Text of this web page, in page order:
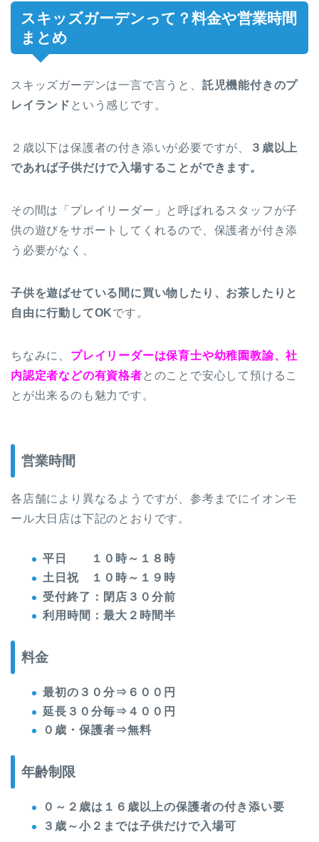
スキッズガーデンって？料金や営業時間
まとめ
スキッズガーデンは一言で言うと、 託児機能付きのプ
レイランド という感じです。
２歳以下は保護者の付き添いが必要ですが、
３歳以上
であれば子供だけで入場することができます。
その間は「プレイリーダー」と呼ばれるスタッフが子
供の遊びをサポートしてくれるので、保護者が付き添
う必要がなく、
子供を遊ばせている間に買い物したり、お茶したりと
自由に行動してOKです。
ちなみに、 プレイリーダーは保育士や幼稚園教諭、社
内認定者などの有資格者 とのことで安心して預けるこ
とが出来るのも魅力です。
営業時間
各店舗により異なるようですが、参考までにイオンモ
ール大日店は下記のとおりです。
平日 １０時～１８時
土日祝 １０時～１９時
受付終了：閉店３０分前
利用時間：最大２時間半
料金
最初の３０分⇒６００円
延長３０分毎⇒４００円
０歳・保護者⇒無料
年齢制限
０～２歳は１６歳以上の保護者の付き添い要
３歳～小２までは子供だけで入場可